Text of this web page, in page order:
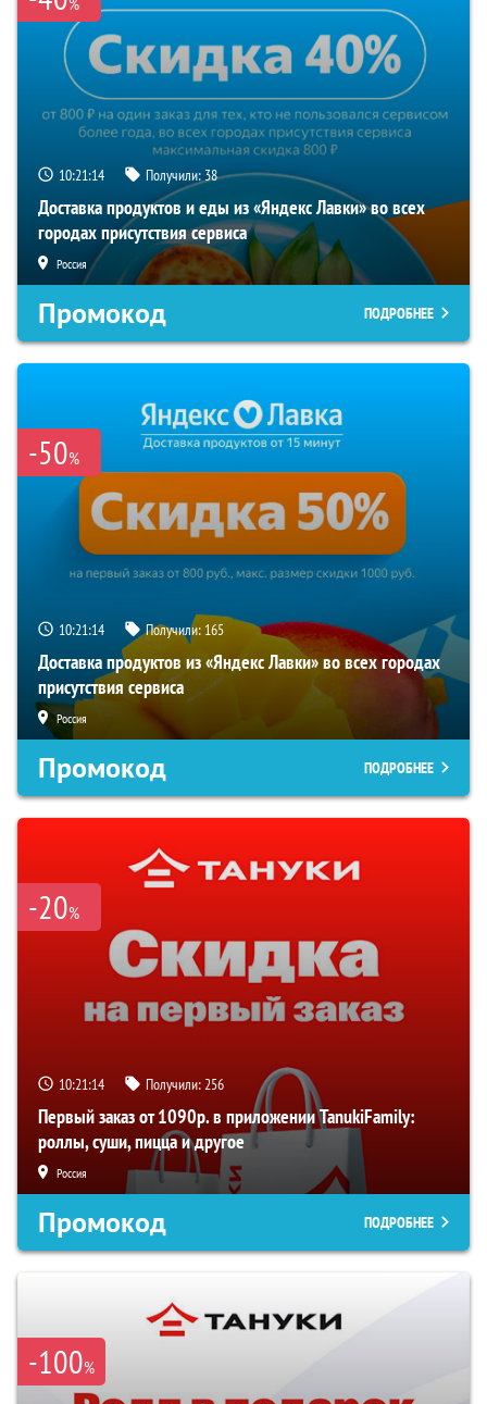
10:21:13 Получили:38
Доставка продуктов и еды из «Яндекс Лавки» во всех
городах присутствия сервиса
Россия
Промокод ПОДРОБНЕЕ
-50%
10:21:13 Получили: 165
Доставка продуктов из «Яндекс Лавки» во всех городах
присутствия сервиса
Россия
Промокод ПОДРОБНЕЕ
-20%
10:21:13 Получили:256
Первый заказ от 1090р. в приложении TanukiFamily:
роллы, суши, пицца и другое
Россия
Промокод ПОДРОБНЕЕ
-100%